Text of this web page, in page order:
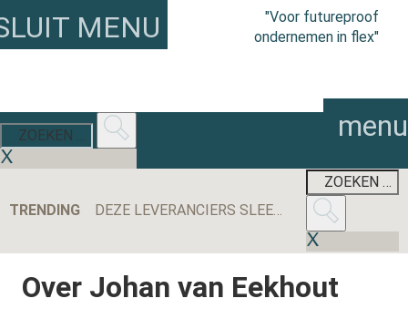
"Voor futureproof
ondernemen in flex"
MENU
menu
TRENDING DEZE LEVERANCIERS SLEEPTEN DE MEESTE AANBESTEDINGEN BINNEN IN 2025
Over Johan van Eekhout